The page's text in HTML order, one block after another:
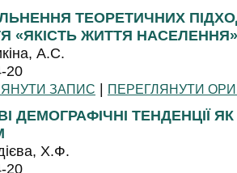
ТЕОРЕТИЧНИХ
«ЯКІСТЬ ЖИТТЯ НАСЕЛЕННЯ»
А.С.
20
ЗАПИС | ПЕРЕГЛЯНУТИ
ДЕМОГРАФІЧНІ ТЕНДЕНЦІЇ
Х.Ф.
20